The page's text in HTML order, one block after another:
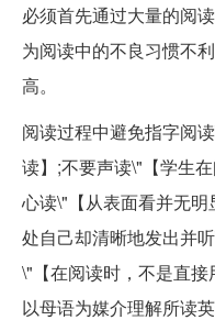
必须首先通过大量的阅
为阅读中的不良习惯不
高。
阅读过程中避免指字阅
读】;不要声读\"【学生
心读\"【从表面看并无
处自己却清晰地发出并
\"【在阅读时，不是直
以母语为媒介理解所读